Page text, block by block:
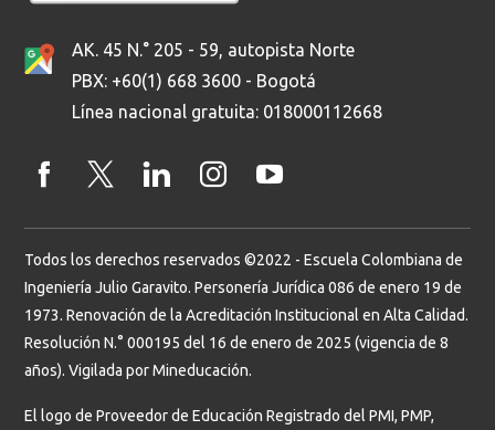
AK. 45 N.° 205 - 59, autopista Norte
PBX: +60(1) 668 3600 - Bogotá
Línea nacional gratuita: 018000112668
Todos los derechos reservados ©2022 - Escuela Colombiana de
Ingeniería Julio Garavito. Personería Jurídica 086 de enero 19 de
1973. Renovación de la Acreditación Institucional en Alta Calidad.
Resolución N.° 000195 del 16 de enero de 2025 (vigencia de 8
años). Vigilada por Mineducación.
El logo de Proveedor de Educación Registrado del PMI, PMP,